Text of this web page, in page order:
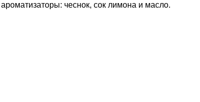
чеснок, сок лимона и масло.